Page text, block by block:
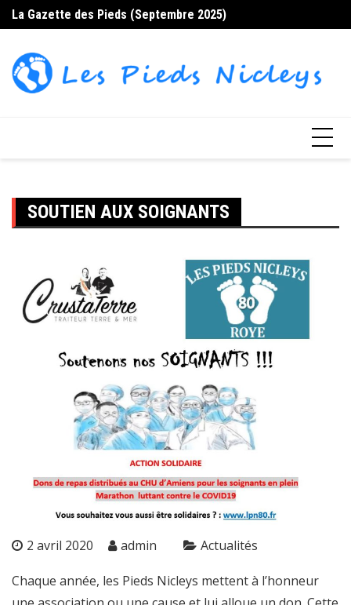
Skip
to
La Gazette des Pieds (Septembre 2025)
SOUTIEN AUX SOIGNANTS
2 avril 2020 admin Actualités
Chaque année, les Pieds Nicleys mettent à l’honneur